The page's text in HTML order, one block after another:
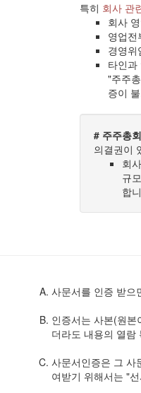
특히 회사 관
회사
영업전
경영위
타인과
"주주
증이
# 주주총
의결권이
회
규
합
사문서를 인증 받으
인증서는 사본(원
더라도 내용의 열람
사문서인증은 그 사
여받기 위해서는 "